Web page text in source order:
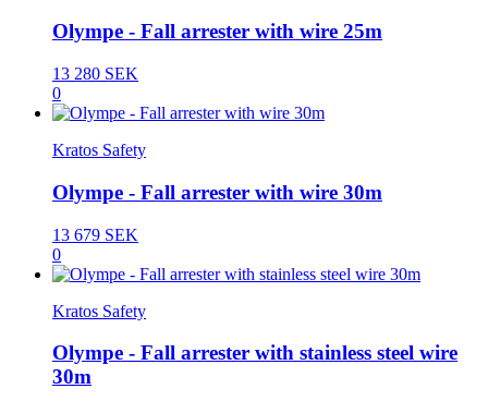
Olympe - Fall arrester with wire 25m
13 280 SEK
0
Kratos Safety
Olympe - Fall arrester with wire 30m
13 679 SEK
0
Kratos Safety
Olympe - Fall arrester with stainless steel wire
30m